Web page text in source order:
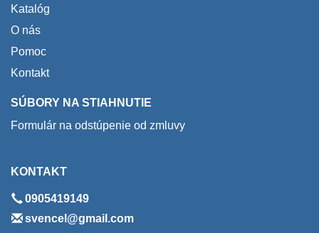
Katalóg
O nás
Pomoc
Kontakt
SÚBORY NA STIAHNUTIE
Formulár na odstúpenie od zmluvy
KONTAKT
0905419149
svencel@gmail.com